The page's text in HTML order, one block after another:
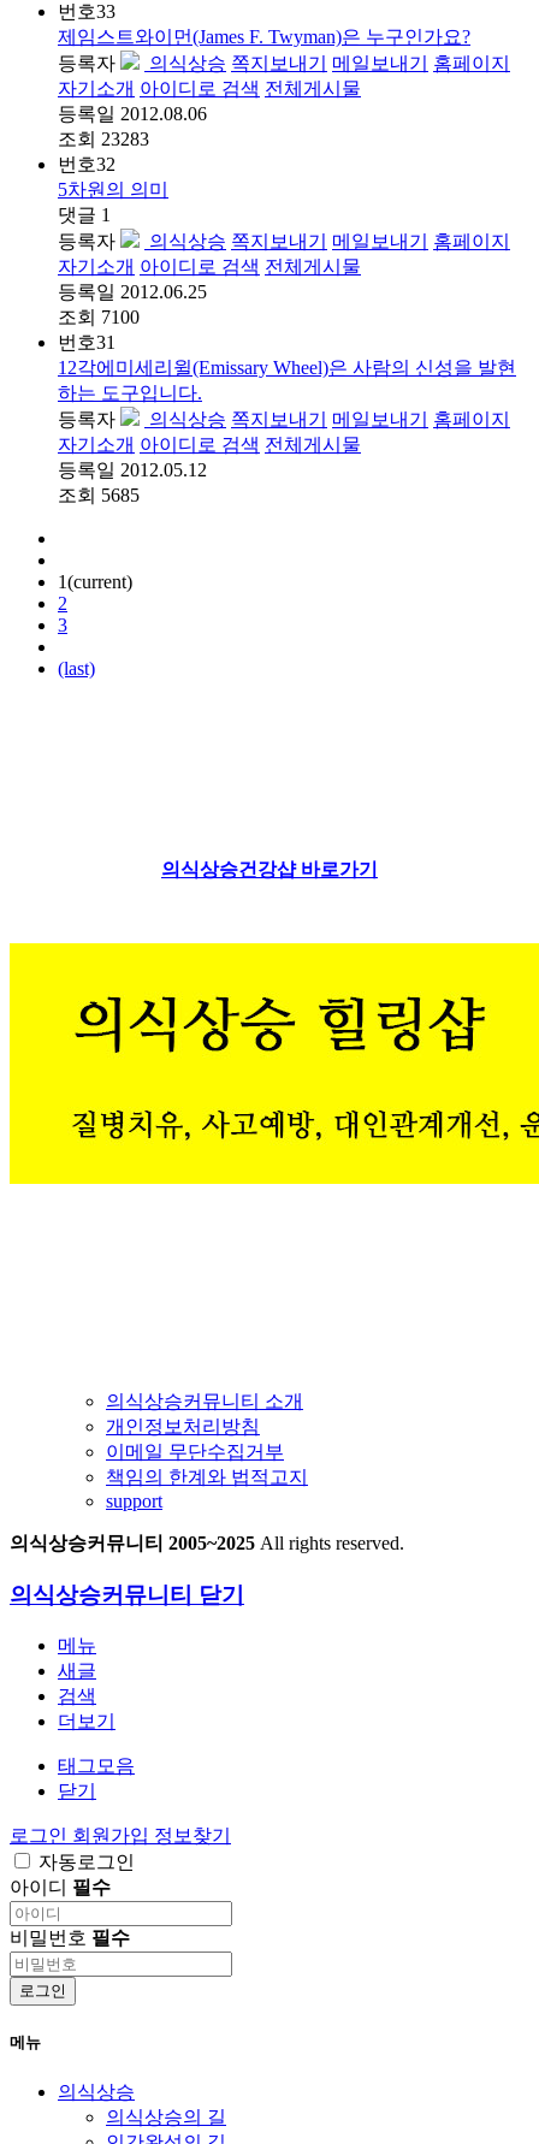
번호33
제임스트와이먼(James F. Twyman)은 누구인가요?
등록자
의식상승 쪽지보내기 메일보내기
홈페이지
자기소개 아이디로 검색 전체게시물
등록일 2012.08.06
조회 23283
번호32
5차원의 의미
댓글 1
등록자
의식상승 쪽지보내기 메일보내기
홈페이지
자기소개 아이디로 검색 전체게시물
등록일 2012.06.25
조회 7100
번호31
12각에미세리윌(Emissary Wheel)은 사람의 신성을 발현
하는 도구입니다.
등록자
의식상승 쪽지보내기 메일보내기
홈페이지
자기소개 아이디로 검색 전체게시물
등록일 2012.05.12
조회 5685
1(current)
2
3
(last)
의식상승건강샵 바로가기
의식상승커뮤니티 소개
개인정보처리방침
이메일 무단수집거부
책임의 한계와 법적고지
support
의식상승커뮤니티 2005~2025 All rights reserved.
의식상승커뮤니티 닫기
메뉴
새글
검색
더보기
태그모음
닫기
로그인 회원가입 정보찾기
자동로그인
아이디 필수
비밀번호 필수
로그인
메뉴
의식상승
의식상승의 길